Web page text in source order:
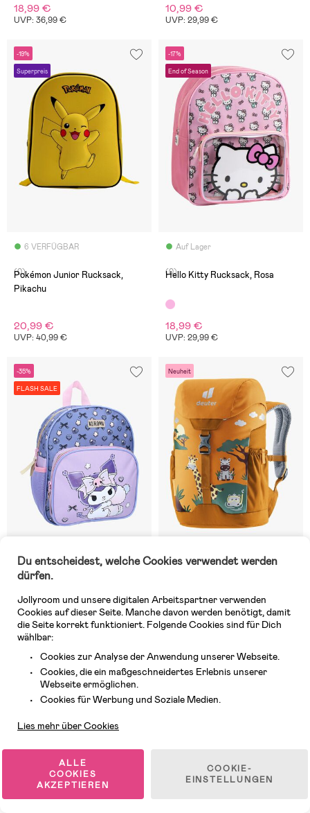
18,99 €
UVP: 36,99 €
10,99 €
UVP: 29,99 €
-19%
Superpreis
6 VERFÜGBAR
(0)
Pokémon Junior Rucksack,
Pikachu
20,99 €
UVP: 40,99 €
-17%
End of Season
Auf Lager
(0)
Hello Kitty Rucksack, Rosa
18,99 €
UVP: 29,99 €
-35%
FLASH SALE
Auf Lager
Yours, Lila
23,99 €(Mitgl. 18,99 € )
Neuheit
2 VERFÜGBAR
8L, Amber Maple
47,99 €
Du entscheidest, welche Cookies verwendet werden
dürfen.
Jollyroom und unsere digitalen Arbeitspartner verwenden
Cookies auf dieser Seite. Manche davon werden benötigt, damit
die Seite korrekt funktioniert. Folgende Cookies sind für Dich
wählbar:
Cookies zur Analyse der Anwendung unserer Webseite.
Cookies, die ein maßgeschneidertes Erlebnis unserer
Webseite ermöglichen.
Cookies für Werbung und Soziale Medien.
Lies mehr über Cookies
ALLE
COOKIES
AKZEPTIEREN
COOKIE-
EINSTELLUNGEN